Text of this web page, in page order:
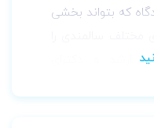
که بتواند بخشی
ارشد و دکترای